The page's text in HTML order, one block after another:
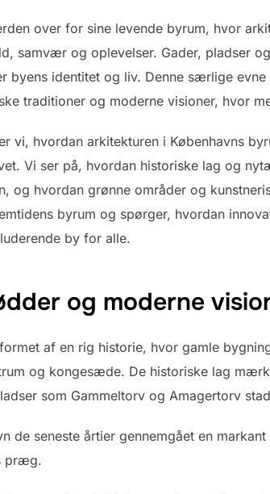
over for sine levende byrum, hvor
samvær og oplevelser. Gader, pladser
byens identitet og liv. Denne særlige
traditioner og moderne visioner, hvor
vi, hvordan arkitekturen i Københavns
Vi ser på, hvordan historiske lag og
og hvordan grønne områder og
byrum og spørger, hvordan
by for alle.
og moderne
af en rig historie, hvor gamle
og kongesæde. De historiske lag
som Gammeltorv og Amagertorv
de seneste årtier gennemgået en
præg.